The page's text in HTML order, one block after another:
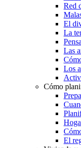
Red
El
La
Las
Los
Cómo
El